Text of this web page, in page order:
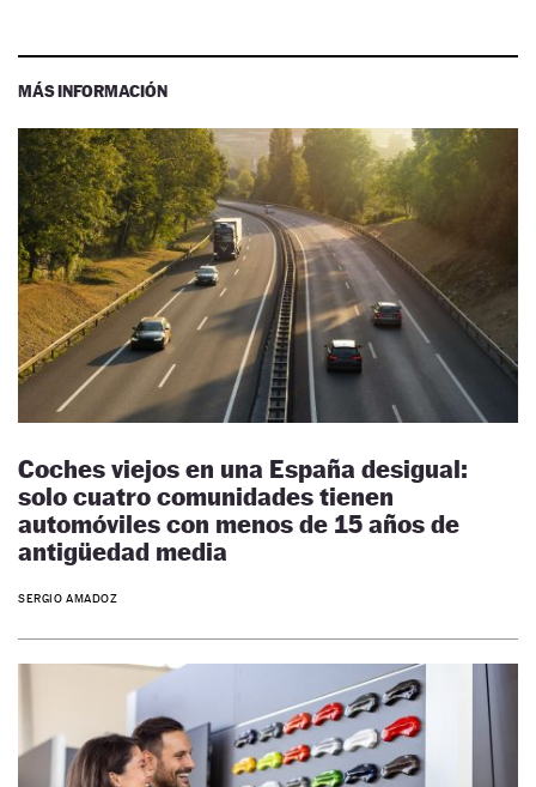
MÁS INFORMACIÓN
Coches viejos en una España desigual:
solo cuatro comunidades tienen
automóviles con menos de 15 años de
antigüedad media
SERGIO AMADOZ